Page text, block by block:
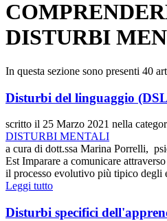
DISTURBI
In questa sezione sono presenti 40
Disturbi del linguaggio
scritto il 25 Marzo 2021 nella
DISTURBI MENTALI
a cura di dott.ssa Marina Porrelli,
Est Imparare a comunicare
il processo evolutivo più tipico degli
Leggi tutto
Disturbi specifici